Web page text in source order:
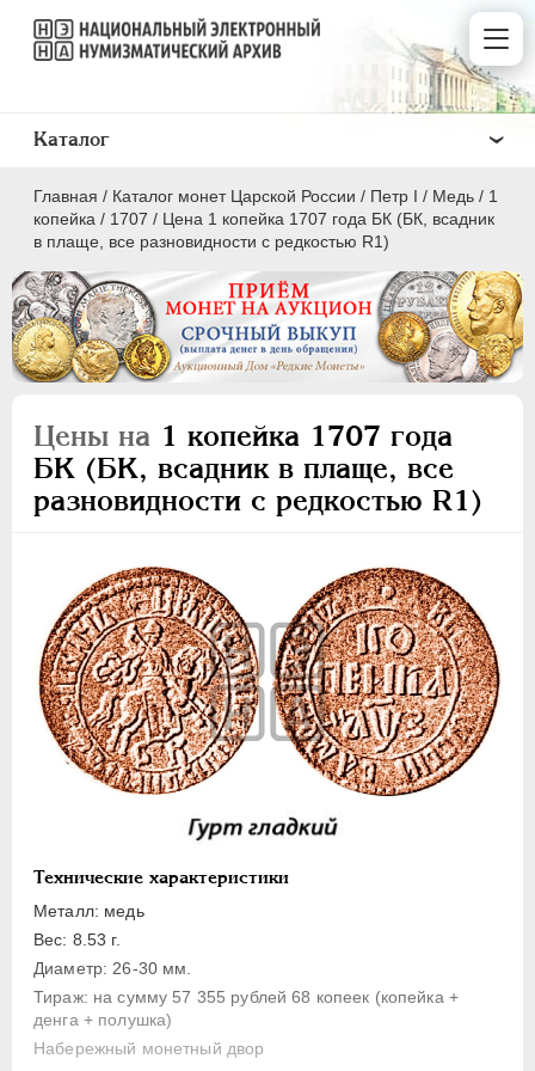
Главная / Каталог монет Царской России / Пeтр I / Медь / 1
копейка / 1707 / Цена 1 копейка 1707 года БК (БК, всадник
в плаще, все разновидности с редкостью R1)
Цены на 1 копейка 1707 года
БК (БК, всадник в плаще, все
разновидности с редкостью R1)
Технические характеристики
Металл: медь
Вес: 8.53 г.
Диаметр: 26-30 мм.
Тираж: на сумму 57 355 рублей 68 копеек (копейка +
денга + полушка)
Набережный монетный двор
Каталог
ПEТР I 1699 - 1725
Серебро
Медь
5 копеек
Полушка
Полполушки
Пробные
Для Речи Посполитой
Монетовидные жетоны
1727-1729
АННА ИОАННОВНА 1730-1740
ИОАНН АНТОНОВИЧ
ЕЛИЗАВЕТА
ПЕТР III 1762-1762
ЕКАТЕРИНА II 1762-1796
ПАВЕЛ I
1796-1801